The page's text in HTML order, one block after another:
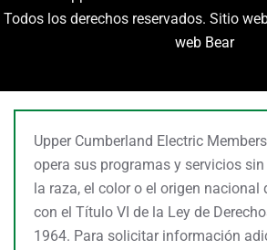
Todos los derechos reservados. Sitio
web Bear
Upper Cumberland Electric
opera sus programas y servicios
la raza, el color o el origen nacional
con el Título VI de la Ley de
1964. Para solicitar información